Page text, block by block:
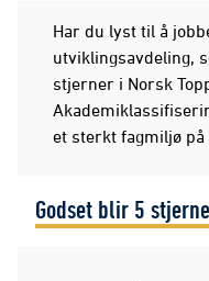
Har du lyst til å
utviklingsavdeling,
stjerner i Norsk
et sterkt fagmiljø
Godset blir 5